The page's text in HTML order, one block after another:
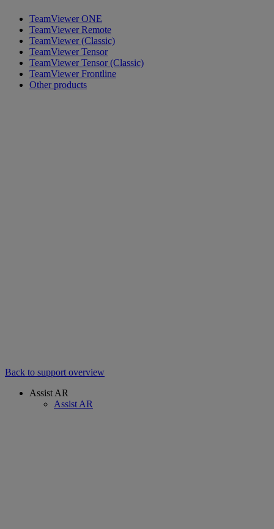
TeamViewer ONE
TeamViewer Remote
TeamViewer (Classic)
TeamViewer Tensor
TeamViewer Tensor (Classic)
TeamViewer Frontline
Other products
Back to support overview
Assist AR
Assist AR